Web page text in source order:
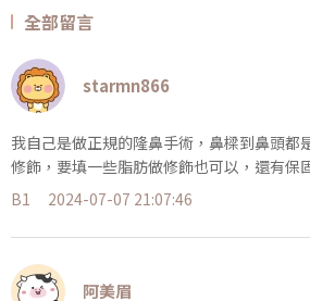
全部留言
starmn866
我自己是做正規的隆鼻手術，鼻樑到鼻頭都
修飾，要填一些脂肪做修飾也可以，還有保
B1
2024-07-07 21:07:46
阿美眉